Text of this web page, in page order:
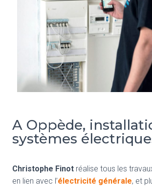
A Oppède,
systèmes
Christophe Finot réalise tous les
en lien avec l’électricité générale, et